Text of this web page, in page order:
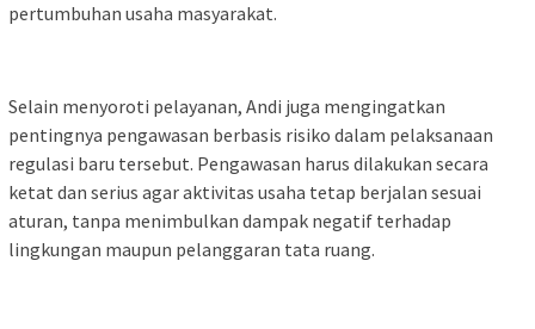
pertumbuhan usaha masyarakat.
Selain menyoroti pelayanan, Andi juga mengingatkan
pentingnya pengawasan berbasis risiko dalam pelaksanaan
regulasi baru tersebut. Pengawasan harus dilakukan secara
ketat dan serius agar aktivitas usaha tetap berjalan sesuai
aturan, tanpa menimbulkan dampak negatif terhadap
lingkungan maupun pelanggaran tata ruang.